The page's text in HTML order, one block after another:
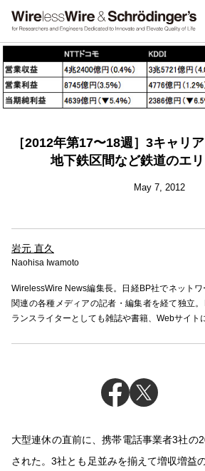
［2012年第17〜18週］3キャリ
地下鉄区間など鉄道のエ
May 7, 2012
岩元 直久
Naohisa Iwamoto
WirelessWire News編集長。日経BP社でネット
関連の各種メディアの記者・編集者を経て独立
ランスライターとしても雑誌や書籍、Webサイト
大型連休の直前に、携帯電話事業者3社の
された。3社とも足並みを揃えて増収増益